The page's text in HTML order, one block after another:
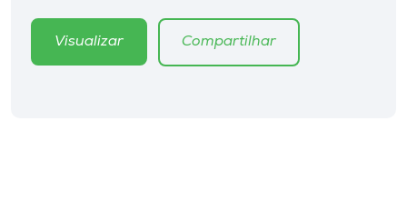
Visualizar Compartilhar